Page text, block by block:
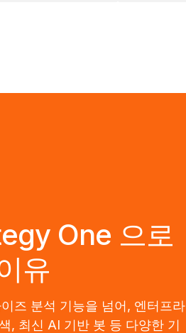
One 으로
유
즈 분석 기능을 넘어, 엔터프라
, 최신 AI 기반 봇 등 다양한 기